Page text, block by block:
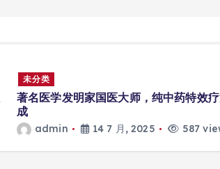
未分类
著名医学发明家国医大师，纯中药特效
成
admin 14 7 月, 2025 587